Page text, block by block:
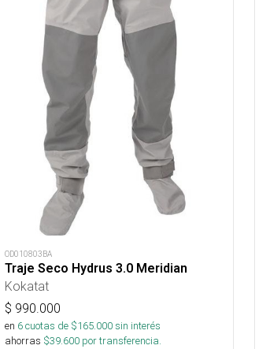
OD010803BA
Traje Seco Hydrus 3.0 Meridian
Kokatat
$ 990.000
en 6cuotas de $165.000sin interés
ahorras $39.600 por transferencia.